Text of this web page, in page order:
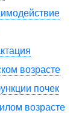
возрасте
почек
возрасте